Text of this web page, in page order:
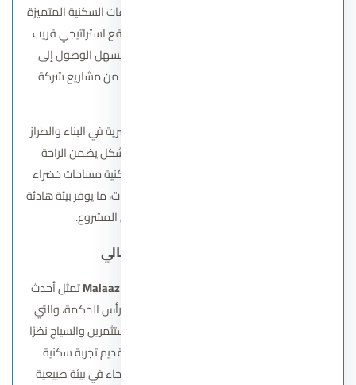
يُعد أحد المشروعات السكنية المتميزة
لشركة سوديك للتطوير العقاري، ويقع في موقع استراتيجي قريب
من الطرق الرئيسية والمناطق الخدمية، مما يسهل الوصول إلى
مختلف المناطق الحيوية في الشيخ زايد وهو من مشاريع شركة
تم تصميم الكمبوند وفق أحدث الأساليب العصرية في البناء والطراز
الأوروبي، مع التركيز على توزيع المساحات بشكل يضمن الراحة
والخصوصية للسكان. كما يحيط بالوحدات السكنية مساحات خضراء
واسعة ومناظر طبيعية خلابة من جميع الاتجاهات، ما يوفر بيئة هادئة
ومتكاملة تعزز من جودة الحياة داخل المشروع.
قرية ملاذ الساحل الشمالي
تمثل أحدث
منتجعات شركة سوديك السياحية في منطقة رأس الحكمة، والتي
أصبحت واحدة من أهم الوجهات الساحلية للمستثمرين والسياح نظرًا
لجمال طبيعتها البكر. يهدف المشروع إلى تقديم تجربة سكنية
وسياحية متكاملة تجمع بين الرفاهية والاسترخاء في بيئة طبيعية